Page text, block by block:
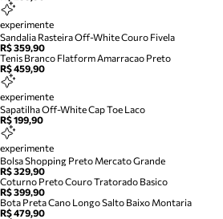
experimente
Sandalia Rasteira Off-White Couro Fivela
R$ 359,90
Tenis Branco Flatform Amarracao Preto
R$ 459,90
experimente
Sapatilha Off-White Cap Toe Laco
R$ 199,90
experimente
Bolsa Shopping Preto Mercato Grande
R$ 329,90
Coturno Preto Couro Tratorado Basico
R$ 399,90
Bota Preta Cano Longo Salto Baixo Montaria
R$ 479,90